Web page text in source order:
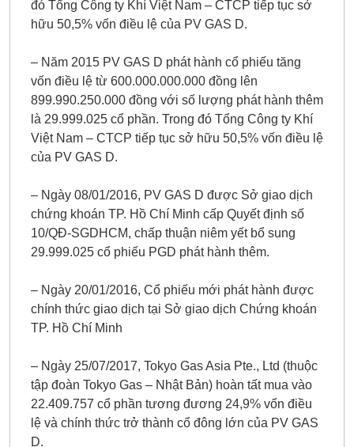
đó Tổng Công ty Khí Việt Nam – CTCP tiếp tục sở
hữu 50,5% vốn điều lệ của PV GAS D.
– Năm 2015 PV GAS D phát hành cổ phiếu tăng
vốn điều lệ từ 600.000.000.000 đồng lên
899.990.250.000 đồng với số lượng phát hành thêm
là 29.999.025 cổ phần. Trong đó Tổng Công ty Khí
Việt Nam – CTCP tiếp tục sở hữu 50,5% vốn điều lệ
của PV GAS D.
– Ngày 08/01/2016, PV GAS D được Sở giao dịch
chứng khoán TP. Hồ Chí Minh cấp Quyết định số
10/QĐ-SGDHCM, chấp thuận niêm yết bổ sung
29.999.025 cổ phiếu PGD phát hành thêm.
– Ngày 20/01/2016, Cổ phiếu mới phát hành được
chính thức giao dịch tại Sở giao dịch Chứng khoán
TP. Hồ Chí Minh
– Ngày 25/07/2017, Tokyo Gas Asia Pte., Ltd (thuộc
tập đoàn Tokyo Gas – Nhật Bản) hoàn tất mua vào
22.409.757 cổ phần tương đương 24,9% vốn điều
lệ và chính thức trở thành cổ đông lớn của PV GAS
D.